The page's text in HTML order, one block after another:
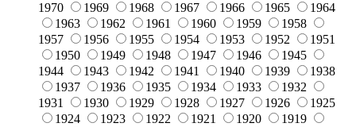
1970
1969 1968 1967 1966 1965
1964
1963
1962 1961 1960 1959
1958
1957
1956 1955 1954 1953 1952
1951
1950
1949 1948 1947 1946
1945
1944
1943 1942 1941 1940 1939
1938
1937
1936 1935 1934 1933
1932
1931
1930 1929 1928 1927 1926
1925
1924
1923 1922 1921 1920
1919